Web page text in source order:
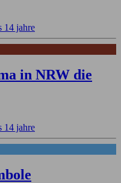
14 jahre
in NRW die
14 jahre